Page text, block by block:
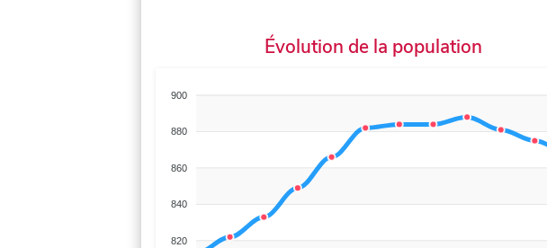
Évolution de la population
900
880
860
840
820